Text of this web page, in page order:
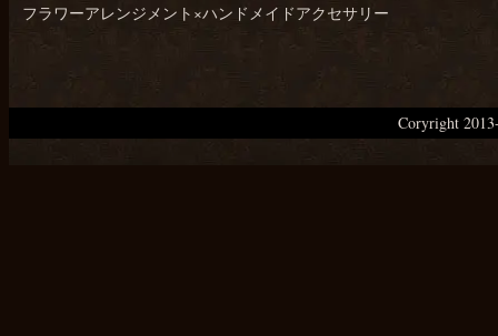
フラワーアレンジメント×ハンドメイドアクセサリー
Coryright